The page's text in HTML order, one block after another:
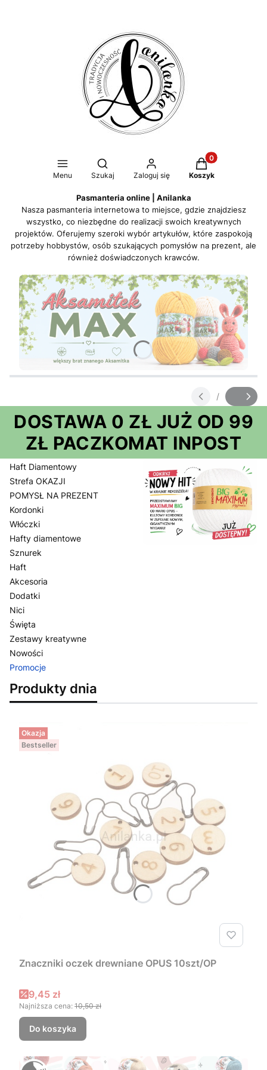
Menu
Otwórz wyszukiwarkę
Szukaj Zaloguj się
Produkty w
Koszyk
Pasmanteria online | Anilanka
Nasza pasmanteria internetowa to miejsce, gdzie znajdziesz
wszystko, co niezbędne do realizacji swoich kreatywnych
projektów. Oferujemy szeroki wybór artykułów, które zaspokoją
potrzeby hobbystów, osób szukających pomysłów na prezent, ale
również doświadczonych krawców.
Naciśnij Enter lub spację, aby otworzyć stronę.
Slajd
/
z
DOSTAWA 0 ZŁ JUŻ OD 99
ZŁ PACZKOMAT INPOST
Haft Diamentowy
Strefa OKAZJI
POMYSŁ NA PREZENT
Kordonki
Włóczki
Hafty diamentowe
Sznurek
Haft
Akcesoria
Dodatki
Nici
Święta
Zestawy kreatywne
Nowości
Promocje
Koniec menu
Produkty dnia
Okazja
Bestseller
Znaczniki oczek drewniane OPUS 10szt/OP
Cena promocyjna
9,45 zł
Najniższa cena: 10,50 zł
Do koszyka